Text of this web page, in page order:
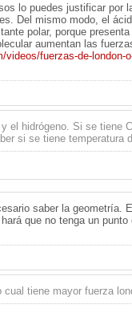
lo puedes justificar por
Del mismo modo, el
polar, porque
aumentan las
videos/fuerzas-de-london-
el hidrógeno. Si se tiene
si se tiene temperatura
saber la geometría.
que no tenga un
tiene mayor fuerza